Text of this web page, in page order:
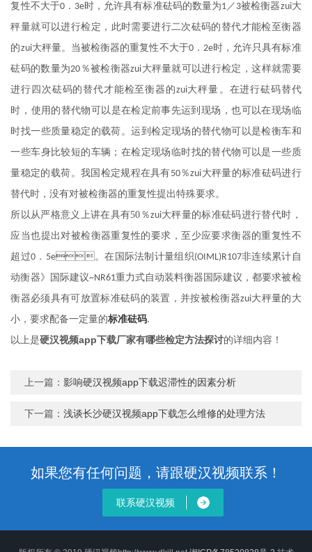
复性不大于0． 3e时，允许具有标准砝码的数量为1／ 3被检衡器zui大
秤量就可以进行检定，此时需要进行二次砝码的替代才能检至衡器
的zui大秤量。当被检衡器的重复性不大于0． 2e时，允许只具有标准
砝码的数量为20 ％被检衡器zui大秤量就可以进行检定，这样就需要
进行四次砝码的替代才能检至衡器的zui大秤量。在进行砝码替代
时，使用的替代物可以是在检定前事先运到现场，也可以在现场临
时找一些质量稳定的载荷。运到检定现场的替代物可以是检衡车和
一些车身比较短的车辆；在检定现场临时找的替代物可以是一些质
量稳定的载荷。我国检定规程在具有50％zui大秤量的标准砝码进行
替代时，没有对被检衡器的重复性提出特殊要求。
所以从严格意义上讲在具有50 ％zui大秤量的标准砝码进行替代时，
应当也提出对被检衡器重复性的要求，至少应要求衡器的重复性不
超过0 ． 5e。在国际法制计量组织(OIML)R107非连续累计自
动衡器》国际建议~NR61重力式自动装料衡器国际建议，都要求被检
衡器必须具有可放置标准砝码的装置，并按被检衡器zui大秤量的大
小，要求配备一定量的标准砝码.
以上是硬汉视频app下载厂家有哪些检定方法探讨的详细内容！
上一篇：影响硬汉视频app下载迟滞性的因素分析
下一篇：浅谈长沙硬汉视频app下载怎么维修的处理方法
如果您有任何问题，请跟硬汉视频联系！
联系硬汉视频